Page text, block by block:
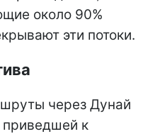
около 90%
эти потоки.
через Дунай
приведшей к